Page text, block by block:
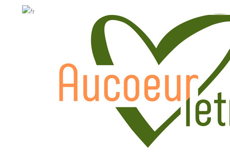
WhatsApp: +84.909.426.406